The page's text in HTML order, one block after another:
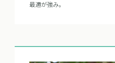
最適が強み。